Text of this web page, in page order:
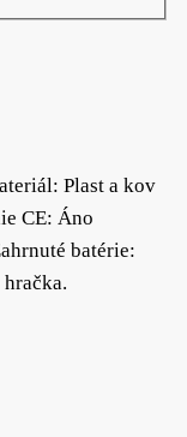
Plast a kov
CE: Áno
batérie: